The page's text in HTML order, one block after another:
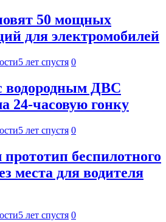
50 мощных
для электромобилей
5 лет спустя 0
водородным ДВС
24-часовую гонку
5 лет спустя 0
беспилотного
места для водителя
5 лет спустя 0